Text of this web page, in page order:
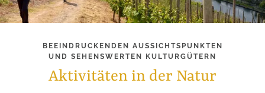
BEEINDRUCKENDEN AUSSICHTSPUNKTEN
UND SEHENSWERTEN KULTURGÜTERN
Aktivitäten in der Natur